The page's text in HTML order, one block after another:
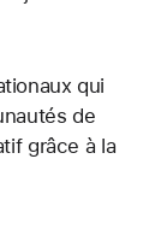
qui
de
grâce à la